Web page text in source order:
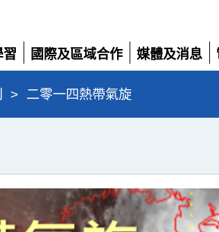
習
國際及區域合作
展
開
媒體及消息
展
> 二零一四熱帶氣旋